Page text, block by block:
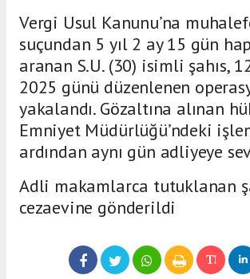
Vergi Usul Kanunu’na
suçundan 5 yıl 2 ay 15 gün
aranan S.U. (30) isimli şahıs,
2025 günü düzenlenen
yakalandı. Gözaltına alınan
Emniyet Müdürlüğü’ndeki
ardından aynı gün adliyeye
Adli makamlarca tutuklanan
cezaevine gönderildi